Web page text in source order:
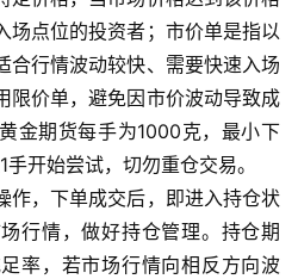
场点位的投资者；市价单是指以
合行情波动较快、需要快速入场
限价单，避免因市价波动导致成
金期货每手为1000克，最小下
开始尝试，切勿重仓交易。
作，下单成交后，即进入持仓状
行情，做好持仓管理。持仓期
率，若市场行情向相反方向波